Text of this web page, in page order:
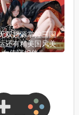
双起源掌控三国
还有精美国风美
女侍寝相伴